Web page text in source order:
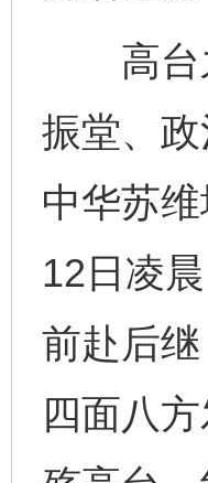
高台之
振堂、
中华苏
12日凌
前赴后
四面八